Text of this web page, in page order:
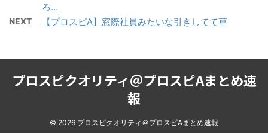
ろ…
NEXT 【プロスピA】窓際社員みたいな引きしてて草
プロスピクオリティ＠プロスピAまとめ速
報
© 2026 プロスピクオリティ＠プロスピAまとめ速報